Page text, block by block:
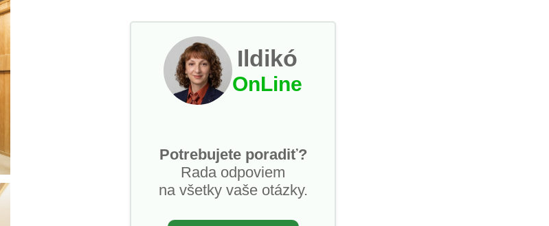
Ildikó
OnLine
Potrebujete poradiť?
Rada odpoviem
na všetky vaše otázky.